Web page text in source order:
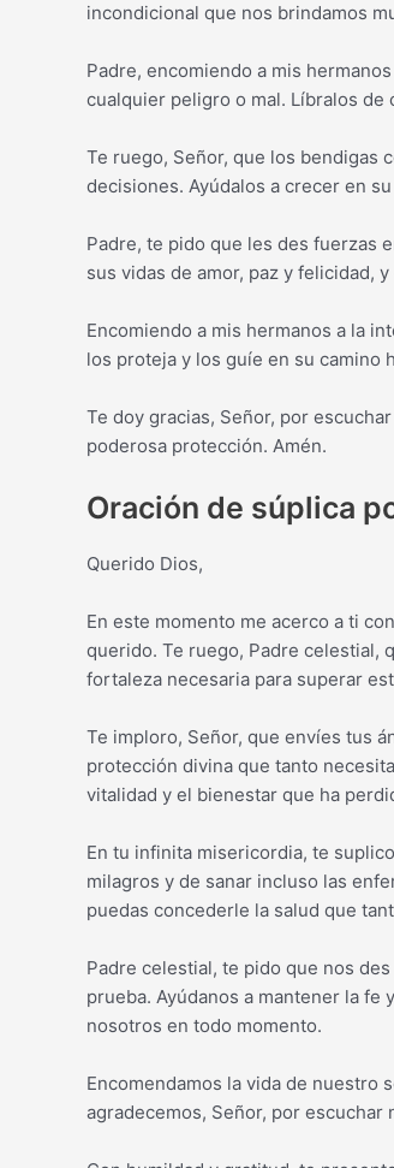
incondicional que nos brindamos
Padre, encomiendo a mis
cualquier peligro o mal. Líbralos
Te ruego, Señor, que los bendigas
decisiones. Ayúdalos a crecer en
Padre, te pido que les des fuerzas
sus vidas de amor, paz y felicidad,
Encomiendo a mis hermanos a la
los proteja y los guíe en su camino
Te doy gracias, Señor, por
poderosa protección. Amén.
Oración de súplica
Querido Dios,
En este momento me acerco a ti
querido. Te ruego, Padre celestial,
fortaleza necesaria para superar
Te imploro, Señor, que envíes tus
protección divina que tanto
vitalidad y el bienestar que ha
En tu infinita misericordia, te
milagros y de sanar incluso las
puedas concederle la salud que
Padre celestial, te pido que nos
prueba. Ayúdanos a mantener la fe
nosotros en todo momento.
Encomendamos la vida de nuestro
agradecemos, Señor, por